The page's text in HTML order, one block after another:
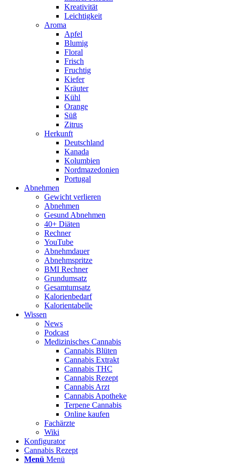
Kreativität
Leichtigkeit
Aroma
Apfel
Blumig
Floral
Frisch
Fruchtig
Kiefer
Kräuter
Kühl
Orange
Süß
Zitrus
Herkunft
Deutschland
Kanada
Kolumbien
Nordmazedonien
Portugal
Abnehmen
Gewicht verlieren
Abnehmen
Gesund Abnehmen
40+ Diäten
Rechner
YouTube
Abnehmdauer
Abnehmspritze
BMI Rechner
Grundumsatz
Gesamtumsatz
Kalorienbedarf
Kalorientabelle
Wissen
News
Podcast
Medizinisches Cannabis
Cannabis Blüten
Cannabis Extrakt
Cannabis THC
Cannabis Rezept
Cannabis Arzt
Cannabis Apotheke
Terpene Cannabis
Online kaufen
Fachärzte
Wiki
Konfigurator
Cannabis Rezept
Menü Menü